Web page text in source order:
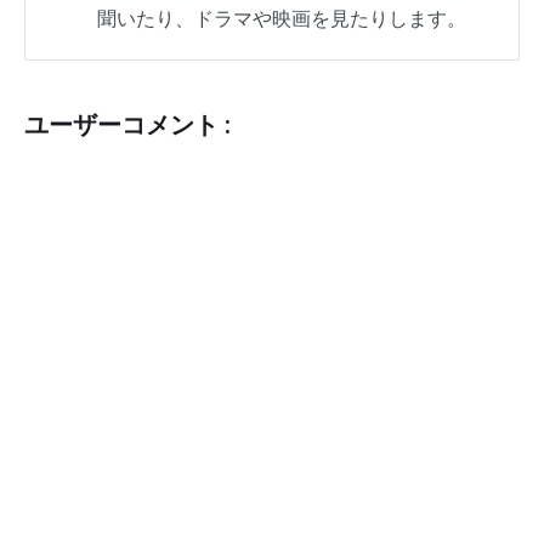
聞いたり、ドラマや映画を見たりします。
ユーザーコメント :